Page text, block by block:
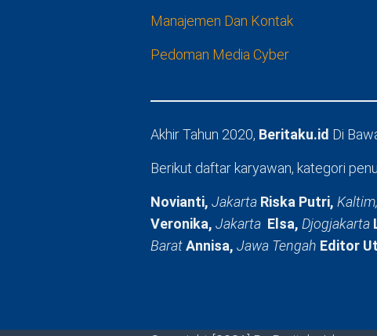
Manajemen Dan Kontak
Pedoman Media Cyber
Akhir Tahun 2020, Beritaku.id Di
Berikut daftar karyawan, kategori
Novianti, Jakarta Riska Putri, Kaltim,
Veronika, Jakarta Elsa, Djogjakarta
BaratAnnisa, Jawa Tengah Editor